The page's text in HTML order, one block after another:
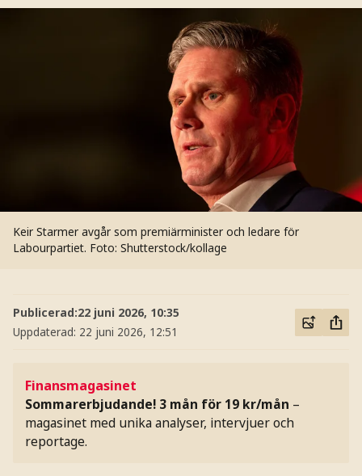
Keir Starmer avgår som premiärminister och ledare för
Labourpartiet. Foto: Shutterstock/kollage
Publicerad:22 juni 2026, 10:35
Uppdaterad: 22 juni 2026, 12:51
Finansmagasinet
Sommarerbjudande! 3 mån för 19 kr/mån –
magasinet med unika analyser, intervjuer och
reportage.